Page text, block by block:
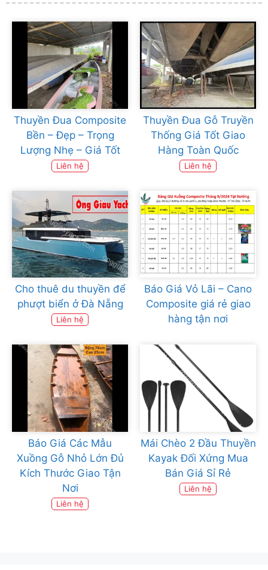
Thuyền Đua Composite
Bền – Đẹp – Trọng
Lượng Nhẹ – Giá Tốt
Liên hệ
Thuyền Đua Gỗ Truyền
Thống Giá Tốt Giao
Hàng Toàn Quốc
Liên hệ
Cho thuê du thuyền để
phượt biển ở Đà Nẵng
Liên hệ
Báo Giá Vỏ Lãi – Cano
Composite giá rẻ giao
hàng tận nơi
Báo Giá Các Mẫu
Xuồng Gỗ Nhỏ Lớn Đủ
Kích Thước Giao Tận
Nơi
Liên hệ
Mái Chèo 2 Đầu Thuyền
Kayak Đối Xứng Mua
Bán Giá Sỉ Rẻ
Liên hệ